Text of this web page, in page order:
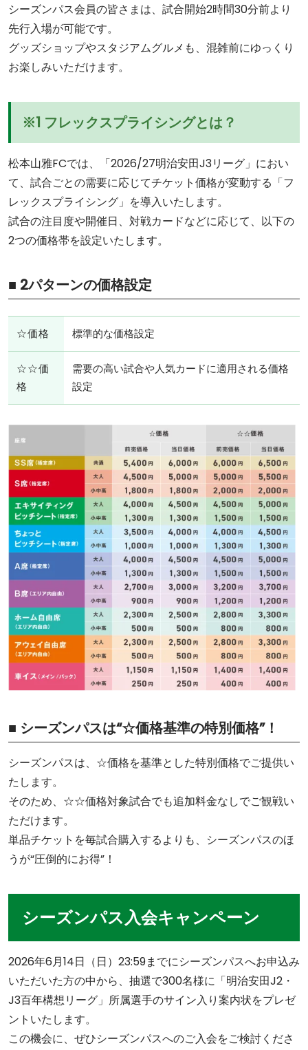
シーズンパス会員の皆さまは、試合開始2時間30分前より
先行入場が可能です。
グッズショップやスタジアムグルメも、混雑前にゆっくり
お楽しみいただけます。
※1 フレックスプライシングとは？
松本山雅FCでは、「2026/27明治安田J3リーグ」におい
て、試合ごとの需要に応じてチケット価格が変動する「フ
レックスプライシング」を導入いたします。
試合の注目度や開催日、対戦カードなどに応じて、以下の
2つの価格帯を設定いたします。
■ 2パターンの価格設定
☆価格 標準的な価格設定
☆☆価
格
需要の高い試合や人気カードに適用される価格
設定
■ シーズンパスは“☆価格基準の特別価格”！
シーズンパスは、☆価格を基準とした特別価格でご提供い
たします。
そのため、☆☆価格対象試合でも追加料金なしでご観戦い
ただけます。
単品チケットを毎試合購入するよりも、シーズンパスのほ
うが“圧倒的にお得”！
シーズンパス入会キャンペーン
2026年6月14日（日）23:59までにシーズンパスへお申込み
いただいた方の中から、抽選で300名様に「明治安田J2・
J3百年構想リーグ」所属選手のサイン入り案内状をプレゼ
ントいたします。
この機会に、ぜひシーズンパスへのご入会をご検討くださ